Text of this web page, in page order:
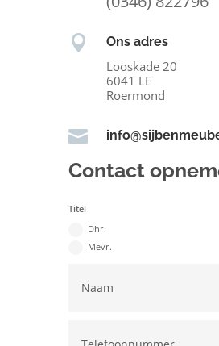
 Ons adres
Looskade 20
6041 LE
Roermond

Contact
Titel
Dhr.
Mevr.